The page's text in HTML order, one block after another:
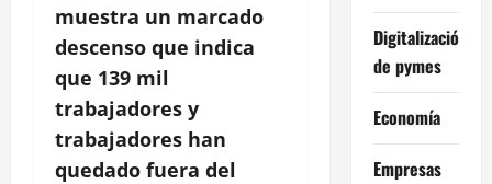
muestra un marcado
descenso que indica
que 139 mil
trabajadores y
trabajadores han
quedado fuera del
Digitalización
de pymes
Economía
Empresas